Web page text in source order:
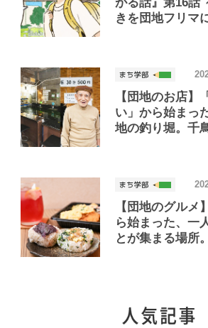
きを団地フリマ
【団地のお店】
い」から始まっ
地の釣り堀。千
【団地のグルメ
ら始まった、一
とが集まる場所